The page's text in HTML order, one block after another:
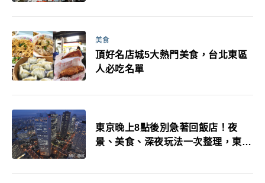
美食
頂好名店城5大熱門美食，台北東區
人必吃名單
東京晚上8點後別急著回飯店！夜
景、美食、深夜玩法一次整理，東京